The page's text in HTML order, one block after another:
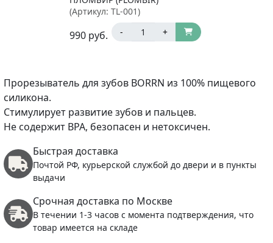
(Артикул: TL-001)
990 руб. - +
Прорезыватель для зубов BORRN из 100% пищевого
силикона.
Стимулирует развитие зубов и пальцев.
Не содержит BPA, безопасен и нетоксичен.
Быстрая доставка
Почтой РФ, курьерской службой до двери и в пункты
выдачи
Срочная доставка по Москве
В течении 1-3 часов с момента подтверждения, что
товар имеется на складе